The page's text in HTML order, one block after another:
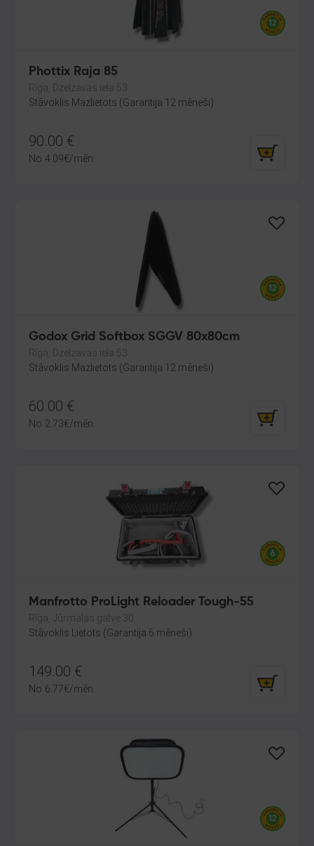
Phottix Raja 85
Rīga, Dzelzavas iela 53
Stāvoklis Mazlietots (Garantija 12 mēneši)
90.00 €
No 4.09€/mēn.
Godox Grid Softbox SGGV 80x80cm
Rīga, Dzelzavas iela 53
Stāvoklis Mazlietots (Garantija 12 mēneši)
60.00 €
No 2.73€/mēn.
Manfrotto ProLight Reloader Tough-55
Rīga, Jūrmalas gatve 30
Stāvoklis Lietots (Garantija 6 mēneši)
149.00 €
No 6.77€/mēn.